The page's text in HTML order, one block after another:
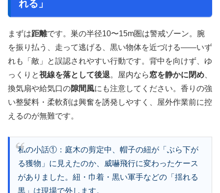
れる」
まずは距離です。巣の半径10〜15m圏は警戒ゾーン。腕
を振り払う、走って逃げる、黒い物体を近づける——いず
れも「敵」と誤認されやすい行動です。背中を向けず、ゆ
っくりと視線を落として後退。屋内なら窓を静かに閉め
換気扇や給気口の隙間風にも注意してください。香りの強
い整髪料・柔軟剤は興奮を誘発しやすく、屋外作業前に控
えるのが無難です。
私の小話①：庭木の剪定中、帽子の紐が「ぶら下が
る獲物」に見えたのか、威嚇飛行に変わったケース
がありました。紐・巾着・黒い軍手などの「揺れる
黒」は現場で外します。